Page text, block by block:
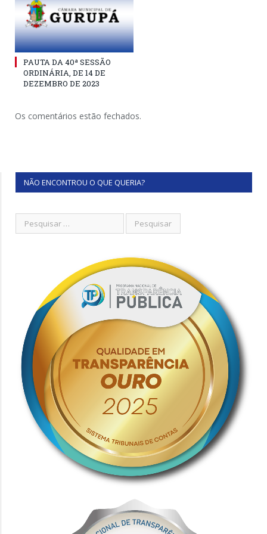
PAUTA DA 40ª SESSÃO
ORDINÁRIA, DE 14 DE
DEZEMBRO DE 2023
Os comentários estão fechados.
NÃO ENCONTROU O QUE QUERIA?